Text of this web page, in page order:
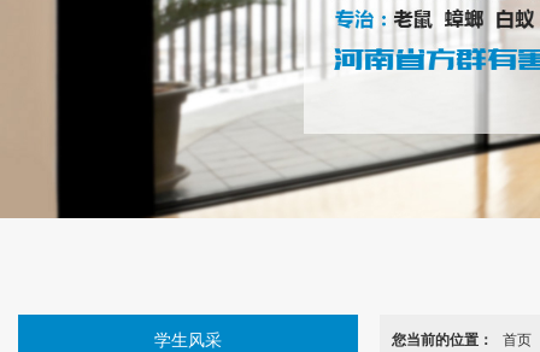
您当前的位置： 首页
学生风采